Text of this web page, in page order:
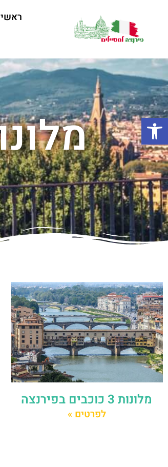
ראשי
מלונות 3 כוכבים בפירנצה
לפרטים »
פתח סרגל נגישות